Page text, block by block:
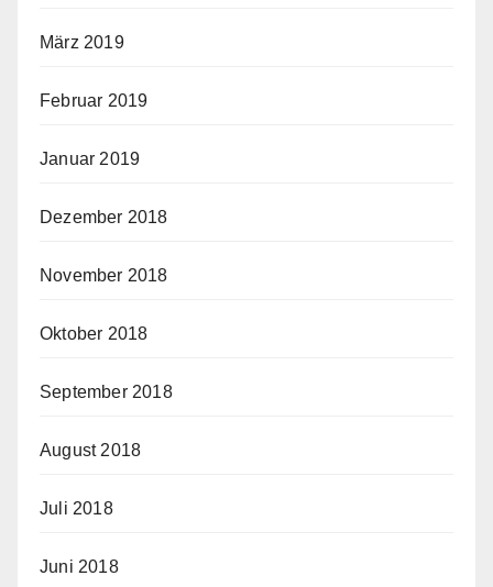
März 2019
Februar 2019
Januar 2019
Dezember 2018
November 2018
Oktober 2018
September 2018
August 2018
Juli 2018
Juni 2018